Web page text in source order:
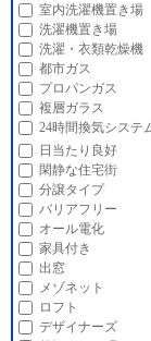
室内洗濯機置き場
洗濯機置き場
洗濯・衣類乾燥機
都市ガス
プロパンガス
複層ガラス
24時間換気システ
日当たり良好
閑静な住宅街
分譲タイプ
バリアフリー
オール電化
家具付き
出窓
メゾネット
ロフト
デザイナーズ